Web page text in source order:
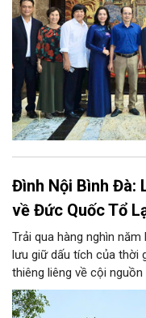
Đình Nội Bình Đà:
về Đức Quốc Tổ
Trải qua hàng nghìn
lưu giữ dấu tích của thời
thiêng liêng về cội
không chỉ là ngôi đình
thơ, với những mùa lễ